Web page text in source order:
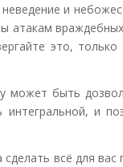
и
атакам
это,
может быть
и
всё для